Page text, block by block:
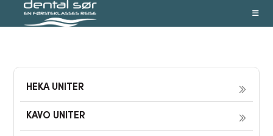
HEKA UNITER
KAVO UNITER